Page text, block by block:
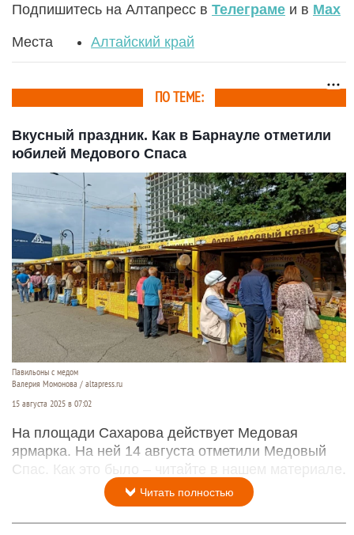
Подпишитесь на Алтапресс в Телеграме и в Max
Места Алтайский край
ПО ТЕМЕ:
Вкусный праздник. Как в Барнауле отметили
юбилей Медового Спаса
Павильоны с медом
Валерия Момонова / altapress.ru
15 августа 2025 в 07:02
На площади Сахарова действует Медовая
ярмарка. На ней 14 августа отметили Медовый
Спас. Как это было – читайте в нашем материале.
Читать полностью